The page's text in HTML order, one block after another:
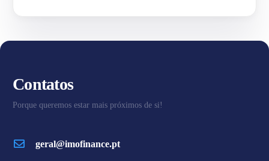
Contatos
Porque queremos estar mais próximos de si!
geral@imofinance.pt